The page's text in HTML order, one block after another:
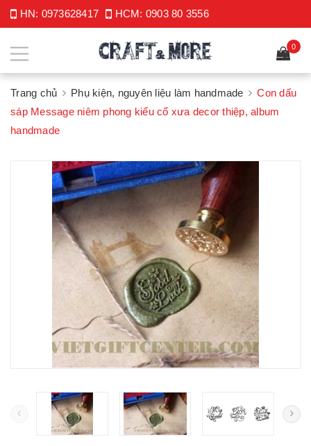
HN: 0973628417 HCM: 0903 80 3556
0
Trang chủ Phụ kiện, nguyên liệu làm handmade
Con dấu
sáp Message niêm phong kiểu cổ xưa decor thiệp, album
handmade